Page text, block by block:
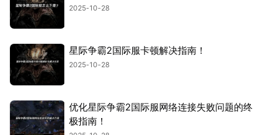
2025-10-28
星际争霸2国际服卡顿解决指南！
2025-10-28
优化星际争霸2国际服网络连接失败问题的终
极指南！